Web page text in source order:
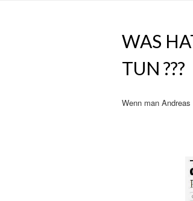
WAS
TUN ???
Wenn man